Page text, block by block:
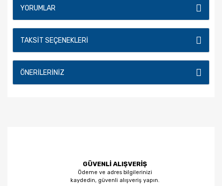
YORUMLAR
TAKSIT SEÇENEKLERI
ÖNERILERINIZ
GÜVENLİ ALIŞVERİŞ
Ödeme ve adres bilgilerinizi
kaydedin, güvenli alışveriş yapın.